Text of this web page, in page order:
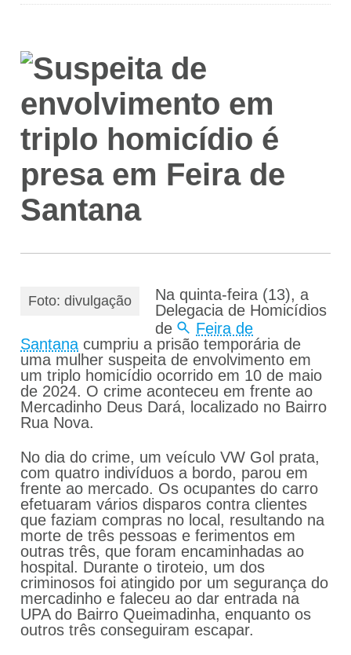
Foto: divulgação
Na quinta-feira (13), a
Delegacia de Homicídios
de
Feira de
Santana cumpriu a prisão temporária de
uma mulher suspeita de envolvimento em
um triplo homicídio ocorrido em 10 de maio
de 2024. O crime aconteceu em frente ao
Mercadinho Deus Dará, localizado no Bairro
Rua Nova.
No dia do crime, um veículo VW Gol prata,
com quatro indivíduos a bordo, parou em
frente ao mercado. Os ocupantes do carro
efetuaram vários disparos contra clientes
que faziam compras no local, resultando na
morte de três pessoas e ferimentos em
outras três, que foram encaminhadas ao
hospital. Durante o tiroteio, um dos
criminosos foi atingido por um segurança do
mercadinho e faleceu ao dar entrada na
UPA do Bairro Queimadinha, enquanto os
outros três conseguiram escapar.